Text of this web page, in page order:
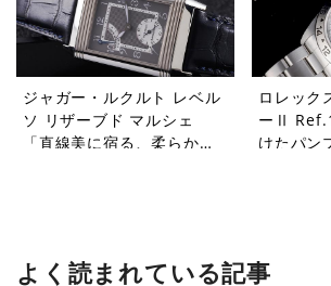
ジャガー・ルクルト レベル
ソ リザーブド マルシェ
「直線美に宿る、柔らかな
ロレック
ーⅡ
けたパン
よく読まれている記事